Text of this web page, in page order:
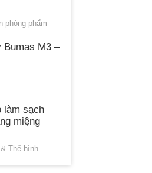
phòng phẩm
Bumas M3 –
làm sạch
miệng
Thể hình